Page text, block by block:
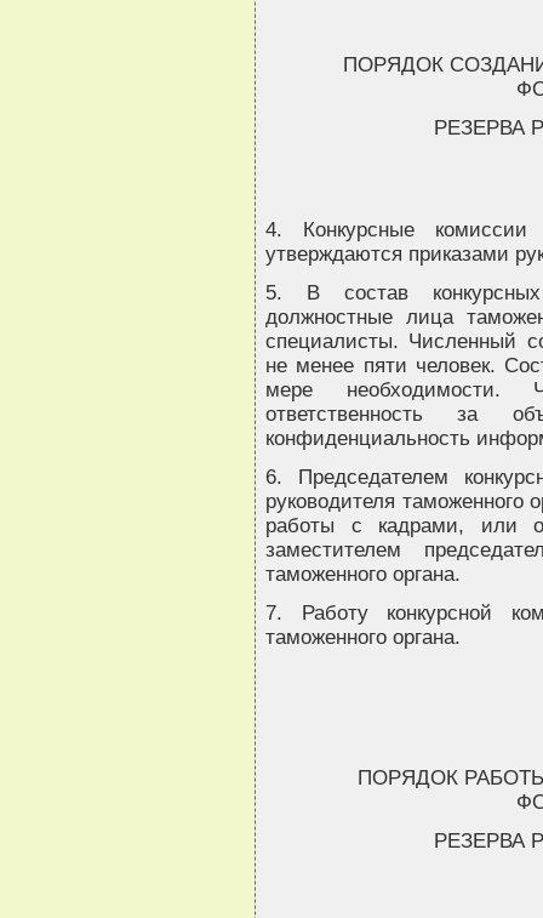
ПОРЯДОК
РЕЗЕРВА
4. Конкурсные
утверждаются приказами
5. В состав
должностные лица
специалисты. Численный
не менее пяти человек.
мере необходимости.
ответственность за
конфиденциальность
6. Председателем
руководителя таможенного
работы с кадрами, или
заместителем
таможенного органа.
7. Работу конкурсной
таможенного органа.
ПОРЯДОК
РЕЗЕРВА